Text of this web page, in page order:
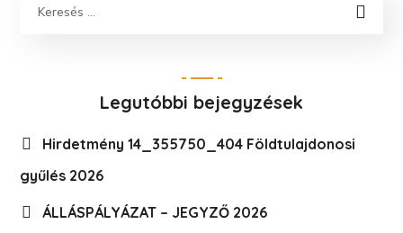
Legutóbbi bejegyzések
Hirdetmény 14_355750_404 Földtulajdonosi
gyűlés 2026
ÁLLÁSPÁLYÁZAT – JEGYZŐ 2026